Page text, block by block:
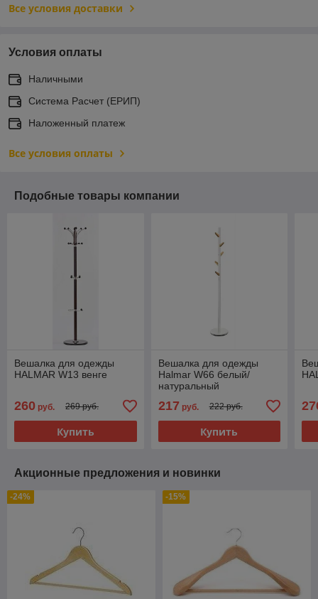
Все условия доставки
Условия оплаты
Наличными
Система Расчет (ЕРИП)
Наложенный платеж
Все условия оплаты
Подобные товары компании
Вешалка для одежды
HALMAR W13 венге
260 руб. 269 руб.
Купить
Вешалка для одежды
Halmar W66 белый/
натуральный
217 руб. 222 руб.
Купить
Акционные предложения и новинки
-24% -15%